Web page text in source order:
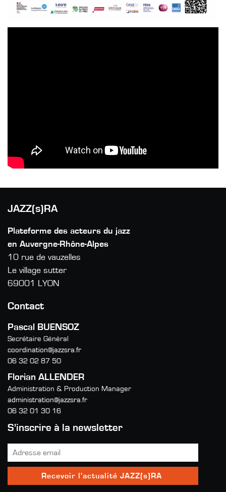
JAZZ(s)RA
Plateforme des acteurs du jazz
en Auvergne-Rhône-Alpes
10 rue de vauzelles
Le village sutter
69001 LYON
Contact
Pascal BUENSOZ
Secrétaire Général
coordination@jazzsra.fr
06 32 02 87 50
Florian ALLENDER
Administration & Production Manager
administration@jazzsra.fr
06 32 01 30 16
S'inscrire à la newsletter